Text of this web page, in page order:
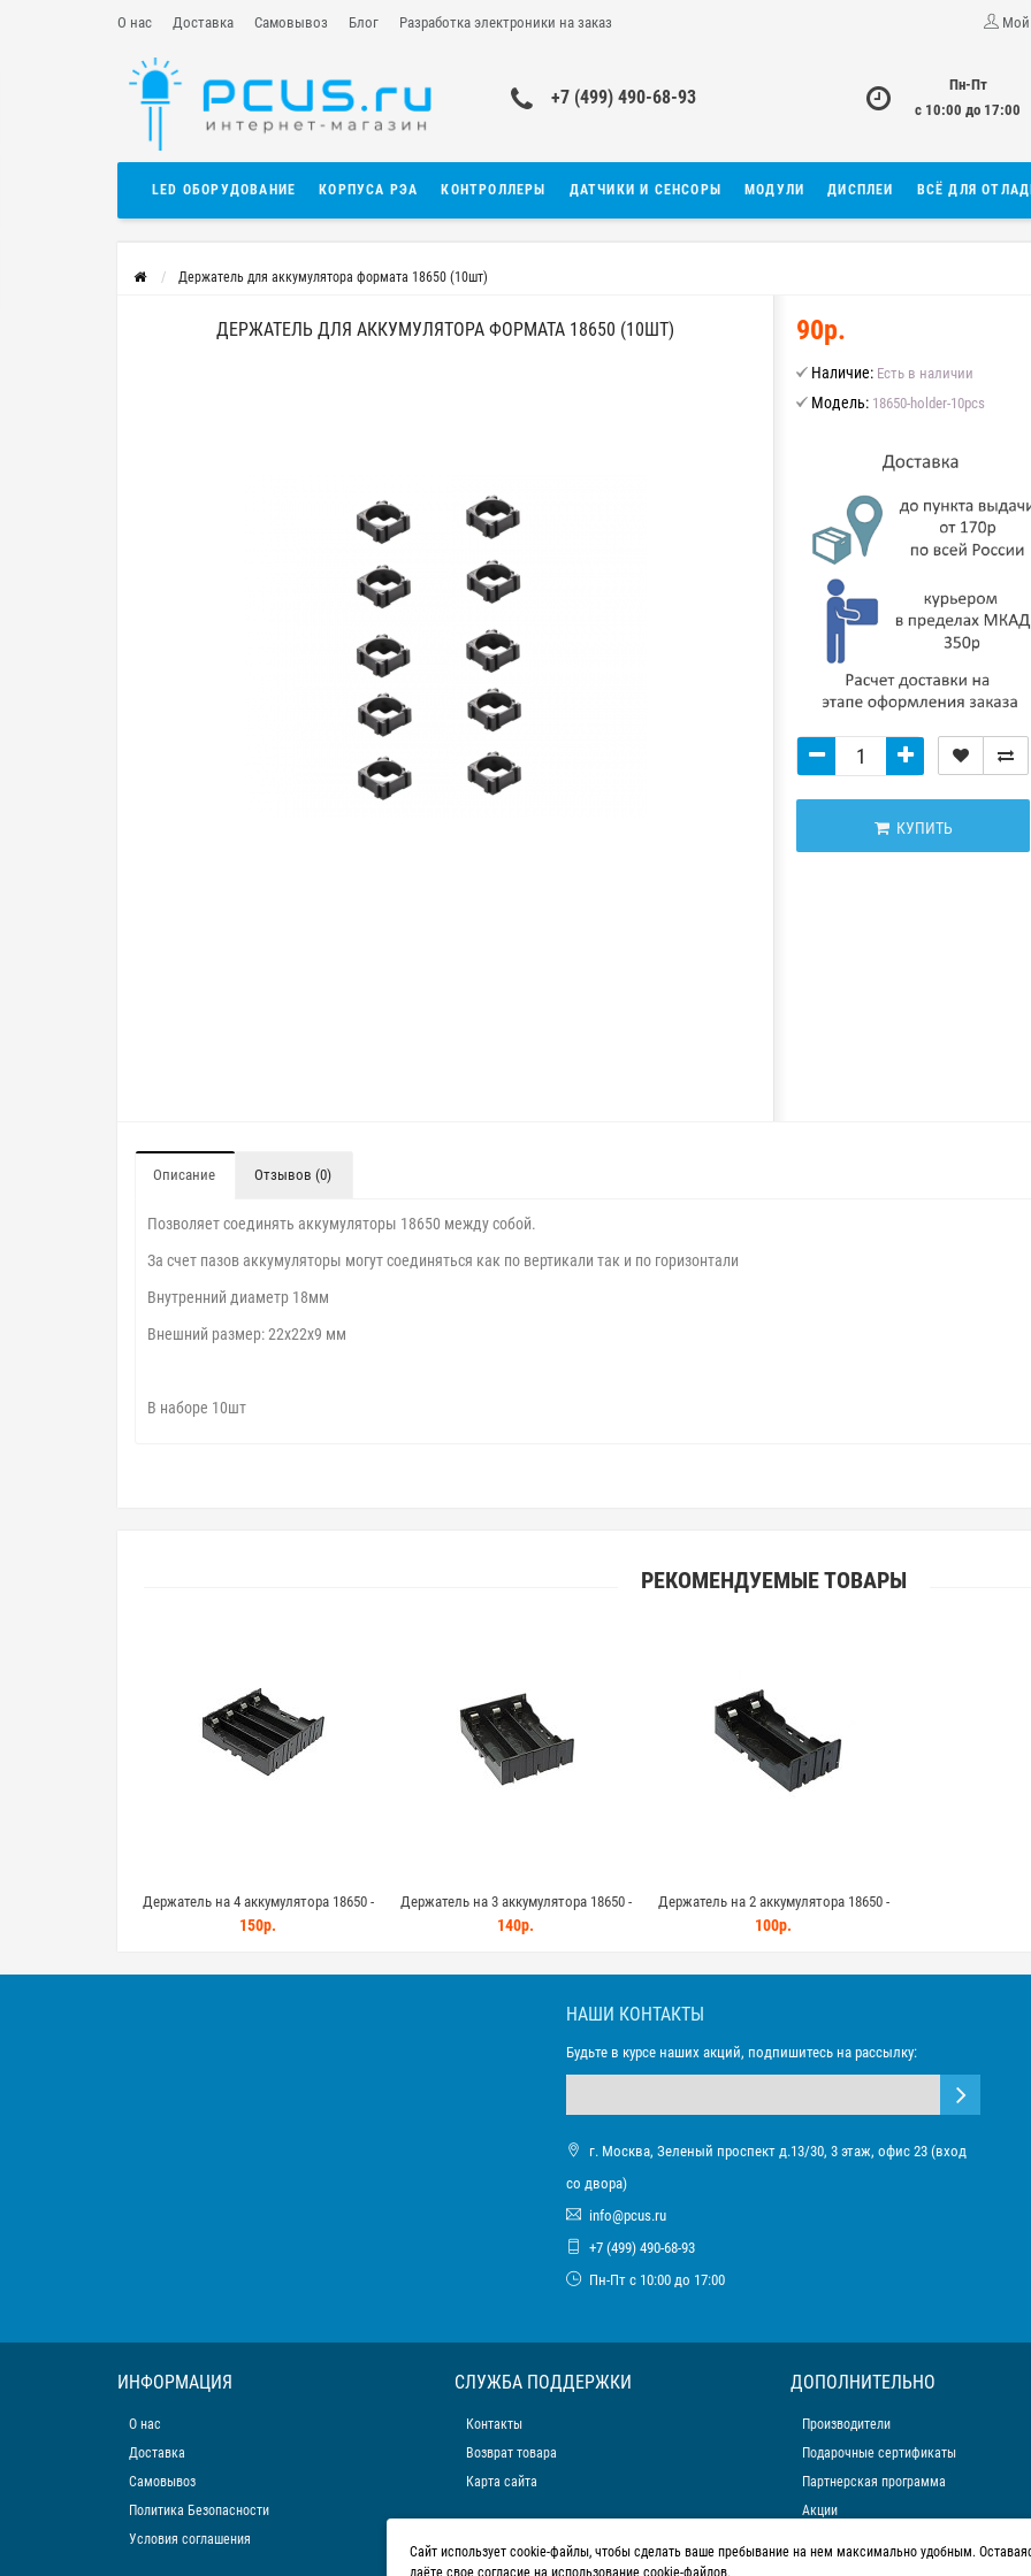
О нас Доставка Самовывоз Блог Разработка электроники на заказ Мой
+7 (499) 490-68-93
Пн-Пт
с 10:00 до 17:00
LED ОБОРУДОВАНИЕ КОРПУСА РЭА КОНТРОЛЛЕРЫ ДАТЧИКИ И СЕНСОРЫ МОДУЛИ ДИСПЛЕИ ВСЁ ДЛЯ
Держатель для аккумулятора формата 18650 (10шт)
ДЕРЖАТЕЛЬ ДЛЯ АККУМУЛЯТОРА ФОРМАТА 18650 (10ШТ) 90р.
Наличие: Есть в наличии
Модель: 18650-holder-10pcs
КУПИТЬ
Описание Отзывов (0)
Позволяет соединять аккумуляторы 18650 между собой.
За счет пазов аккумуляторы могут соединяться как по вертикали так и по горизонтали
Внутренний диаметр 18мм
Внешний размер: 22х22х9 мм
В наборе 10шт
РЕКОМЕНДУЕМЫЕ ТОВАРЫ
Держатель на 4 аккумулятора 18650 -
четверной отсек для монтажа на плату
150р.
Держатель на 3 аккумулятора 18650 -
тройной отсек для монтажа на плату
140р.
Держатель на 2 аккумулятора 18650 -
сдвоенный отсек для монтажа на плату
100р.
НАШИ КОНТАКТЫ
Будьте в курсе наших акций, подпишитесь на рассылку:
г. Москва, Зеленый проспект д.13/30, 3 этаж, офис 23 (вход
со двора)
info@pcus.ru
+7 (499) 490-68-93
Пн-Пт с 10:00 до 17:00
ИНФОРМАЦИЯ
О нас
Доставка
Самовывоз
Политика Безопасности
Условия соглашения
СЛУЖБА ПОДДЕРЖКИ
Контакты
Возврат товара
Карта сайта
ДОПОЛНИТЕЛЬНО
Производители
Подарочные сертификаты
Партнерская программа
Акции
Сайт использует cookie-файлы, чтобы сделать ваше пребывание на нем максимально удобным.
даёте свое согласие на использование cookie-файлов.